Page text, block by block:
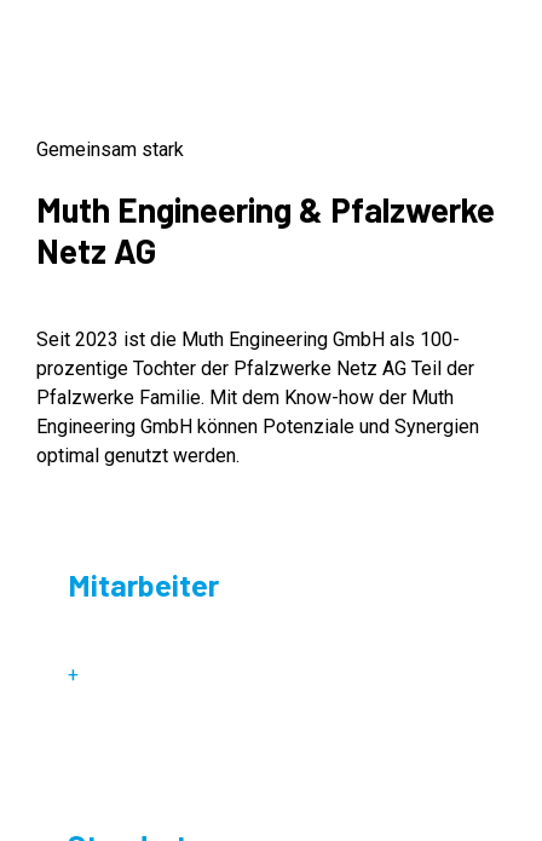
Gemeinsam stark
Muth Engineering & Pfalzwerke
Netz AG
Seit 2023 ist die Muth Engineering GmbH als 100-
prozentige Tochter der Pfalzwerke Netz AG Teil der
Pfalzwerke Familie. Mit dem Know-how der Muth
Engineering GmbH können Potenziale und Synergien
optimal genutzt werden.
Mitarbeiter
+